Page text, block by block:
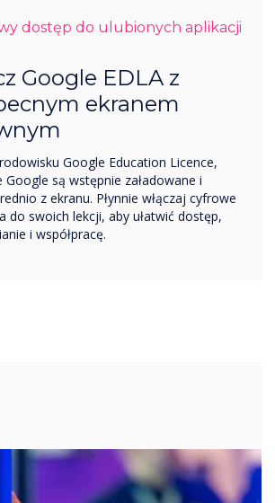
dostęp do ulubionych aplikacji
Google EDLA z
ekranem
Google Education Licence,
Google są wstępnie załadowane i
z ekranu. Płynnie włączaj cyfrowe
do swoich lekcji, aby ułatwić dostęp,
i współpracę.